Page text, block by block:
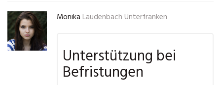
Monika Laudenbach Unterfranken
Unterstützung bei
Befristungen